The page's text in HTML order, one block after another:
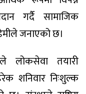
गर्दै सामाजिक
जनाएको छ।
लोकसेवा तयारी
शनिवार निःशुल्क